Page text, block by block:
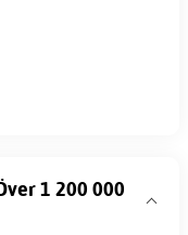
1 200 000